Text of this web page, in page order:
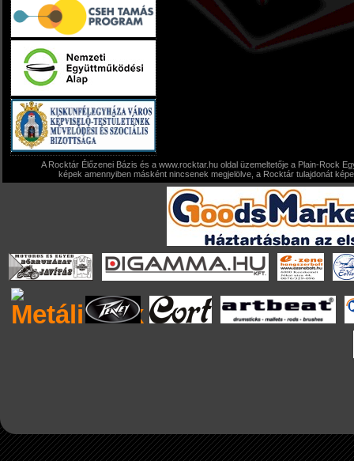
A Rocktár Élőzenei Bázis és a www.rocktar.hu oldal üzemeltetője a Plain-Rock
képek amennyiben másként nincsenek megjelölve, a Rocktár tulajdonát